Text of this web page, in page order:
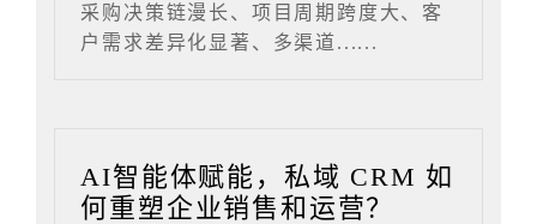
采购决策链漫长、项目周期跨度大、客
户需求差异化显著、多渠道......
AI智能体赋能，私域 CRM 如
何重塑企业销售和运营？